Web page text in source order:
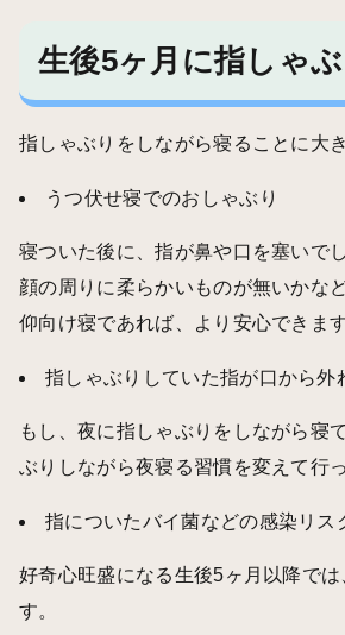
生後5ヶ月に指しゃ
指しゃぶりをしながら寝ることに大
うつ伏せ寝でのおしゃぶり
寝ついた後に、指が鼻や口を塞いで
顔の周りに柔らかいものが無いかな
仰向け寝であれば、より安心できます
指しゃぶりしていた指が口から外
もし、夜に指しゃぶりをしながら寝
ぶりしながら夜寝る習慣を変えて行
指についたバイ菌などの感染リス
好奇心旺盛になる生後5ヶ月以降で
す。